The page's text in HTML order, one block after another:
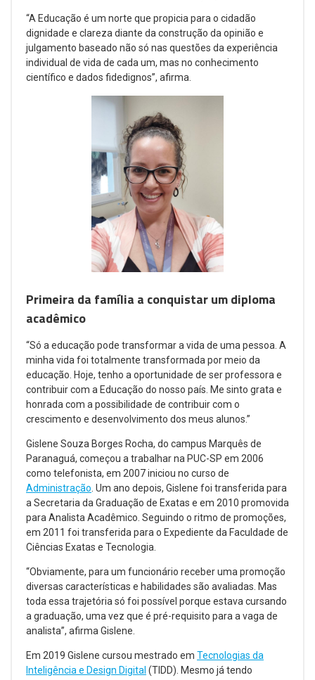
“A Educação é um norte que propicia para o cidadão
dignidade e clareza diante da construção da opinião e
julgamento baseado não só nas questões da experiência
individual de vida de cada um, mas no conhecimento
científico e dados fidedignos”, afirma.
Primeira da família a conquistar um diploma
acadêmico
“Só a educação pode transformar a vida de uma pessoa. A
minha vida foi totalmente transformada por meio da
educação. Hoje, tenho a oportunidade de ser professora e
contribuir com a Educação do nosso país. Me sinto grata e
honrada com a possibilidade de contribuir com o
crescimento e desenvolvimento dos meus alunos.”
Gislene Souza Borges Rocha, do campus Marquês de
Paranaguá, começou a trabalhar na PUC-SP em 2006
como telefonista, em 2007 iniciou no curso de
Administração . Um ano depois, Gislene foi transferida para
a Secretaria da Graduação de Exatas e em 2010 promovida
para Analista Acadêmico. Seguindo o ritmo de promoções,
em 2011 foi transferida para o Expediente da Faculdade de
Ciências Exatas e Tecnologia.
“Obviamente, para um funcionário receber uma promoção
diversas características e habilidades são avaliadas. Mas
toda essa trajetória só foi possível porque estava cursando
a graduação, uma vez que é pré-requisito para a vaga de
analista”, afirma Gislene.
Em 2019 Gislene cursou mestrado em Tecnologias da
Inteligência e Design Digital (TIDD). Mesmo já tendo